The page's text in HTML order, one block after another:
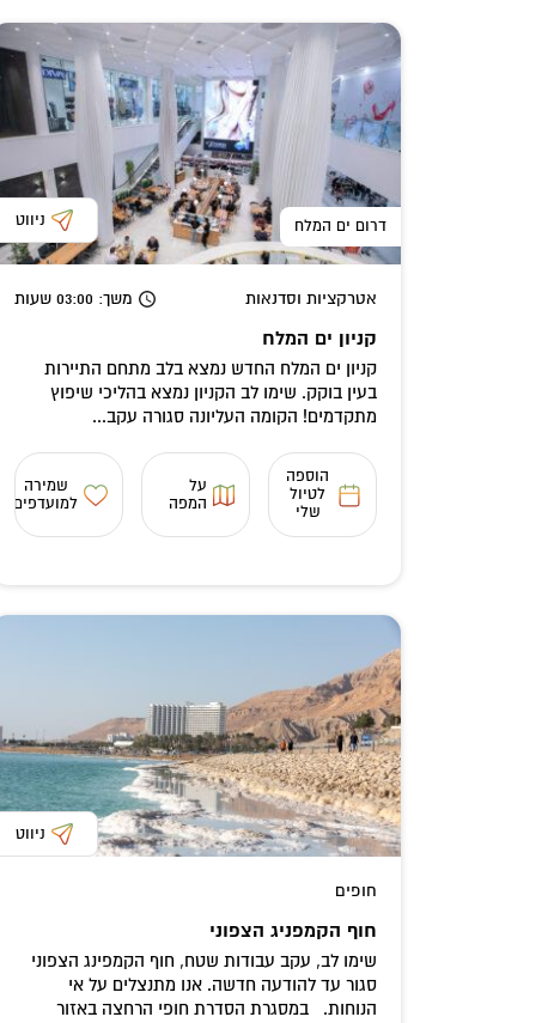
דרום ים המלח ניווט
אטרקציות וסדנאות משך: 03:00 שעות
קניון ים המלח
קניון ים המלח החדש נמצא בלב מתחם התיירות
בעין בוקק. שימו לב הקניון נמצא בהליכי שיפוץ
מתקדמים! הקומה העליונה סגורה עקב...
הוספה
לטיול
שלי
על
המפה
שמירה
למועדפים
ניווט
חופים
חוף הקמפניג הצפוני
שימו לב, עקב עבודות שטח, חוף הקמפינג הצפוני
סגור עד להודעה חדשה. אנו מתנצלים על אי
הנוחות. במסגרת הסדרת חופי הרחצה באזור